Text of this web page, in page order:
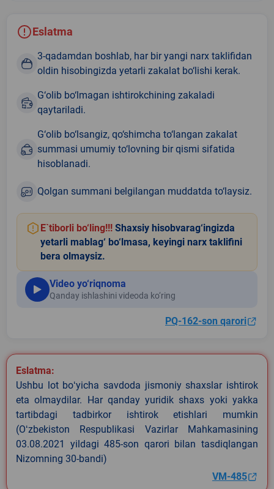
Eslatma
3-qadamdan boshlab, har bir yangi narx taklifidan
oldin hisobingizda yetarli zakalat bo‘lishi kerak.
G‘olib bo‘lmagan ishtirokchining zakaladi
qaytariladi.
G‘olib bo‘lsangiz, qo‘shimcha to‘langan zakalat
summasi umumiy to‘lovning bir qismi sifatida
hisoblanadi.
Qolgan summani belgilangan muddatda to‘laysiz.
E`tiborli bo‘ling!!! Shaxsiy hisobvarag‘ingizda
yetarli mablag‘ bo‘lmasa, keyingi narx taklifini
bera olmaysiz.
Video yo‘riqnoma
Qanday ishlashini videoda ko‘ring
PQ-162-son qarori
Eslatma:
Ushbu lot boʻyicha savdoda jismoniy shaxslar ishtirok
eta olmaydilar. Har qanday yuridik shaxs yoki yakka
tartibdagi tadbirkor ishtirok etishlari mumkin
(Oʻzbekiston Respublikasi Vazirlar Mahkamasining
03.08.2021 yildagi 485-son qarori bilan tasdiqlangan
Nizomning 30-bandi)
VM-485